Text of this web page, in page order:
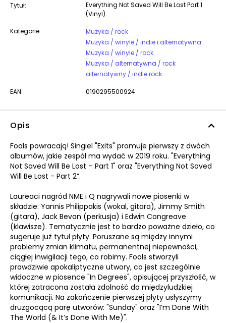
Tytuł:
Everything Not Saved Will Be Lost Part 1
(Vinyl)
Kategorie:
Muzyka / rock
Muzyka / winyle / indie i alternatywna
Muzyka / winyle / rock
Muzyka / alternatywna / rock
alternatywny / indie rock
EAN: 0190295500924
Opis
Foals powracają! Singiel "Exits" promuje pierwszy z dwóch
albumów, jakie zespół ma wydać w 2019 roku. "Everything
Not Saved Will Be Lost – Part 1" oraz "Everything Not Saved
Will Be Lost - Part 2”.
Laureaci nagród NME i Q nagrywali nowe piosenki w
składzie: Yannis Philippakis (wokal, gitara), Jimmy Smith
(gitara), Jack Bevan (perkusja) i Edwin Congreave
(klawisze). Tematycznie jest to bardzo poważne dzieło, co
sugeruje już tytuł płyty. Poruszane są między innymi
problemy zmian klimatu, permanentnej niepewności,
ciągłej inwigilacji tego, co robimy. Foals stworzyli
prawdziwie apokaliptyczne utwory, co jest szczególnie
widoczne w piosence "In Degrees", opisującej przyszłość, w
której zatracona została zdolność do międzyludzkiej
komunikacji. Na zakończenie pierwszej płyty usłyszymy
druzgocącą parę utworów: "Sunday" oraz "I’m Done With
The World (& It’s Done With Me)".